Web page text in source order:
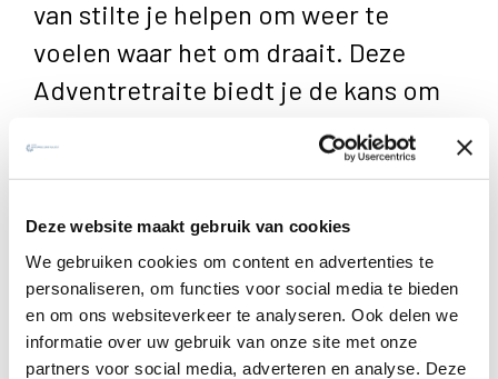
Deze website maakt gebruik van cookies
We gebruiken cookies om content en advertenties te
personaliseren, om functies voor social media te bieden
en om ons websiteverkeer te analyseren. Ook delen we
informatie over uw gebruik van onze site met onze
partners voor social media, adverteren en analyse. Deze
van stilte je helpen om weer te
voelen waar het om draait. Deze
Adventretraite biedt je de kans om
een paar dagen los te komen van de
haast, je te laten inspireren door
en zo met een open hart naar Kerst
toe te leven.
Advent is de tijd van uitzien naar het Licht. Jesaja
profeteerde het, Maria droeg het in zich, Johannes de